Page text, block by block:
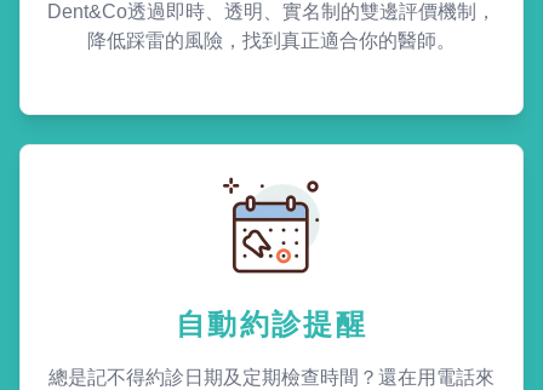
Dent&Co透過即時、透明、實名制的雙邊評價機制，
降低踩雷的風險，找到真正適合你的醫師。
自動約診提醒
總是記不得約診日期及定期檢查時間？還在用電話來